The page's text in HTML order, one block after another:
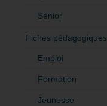
Sénior
Fiches pédagogiques
Emploi
Formation
Jeunesse